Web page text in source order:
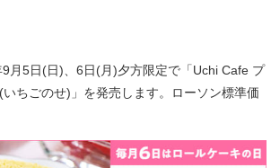
月5日(日)、6日(月)夕方限定で「Uchi Cafe プ
ちごのせ)」を発売します。ローソン標準価